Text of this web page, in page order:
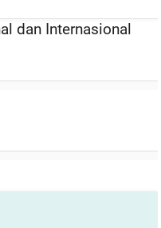
dan Internasional